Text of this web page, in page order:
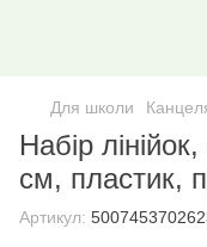
Для школи
Набір
см, пластик,
Артикул: